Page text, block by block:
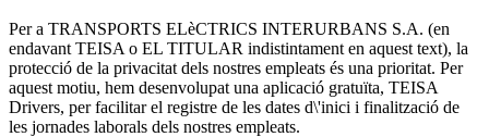
Per a TRANSPORTS ELèCTRICS INTERURBANS S.A. (en
endavant TEISA o EL TITULAR indistintament en aquest text), la
protecció de la privacitat dels nostres empleats és una prioritat. Per
aquest motiu, hem desenvolupat una aplicació gratuïta, TEISA
Drivers, per facilitar el registre de les dates d\'inici i finalització de
les jornades laborals dels nostres empleats.